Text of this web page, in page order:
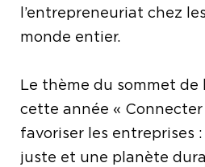
l’entrepreneuriat chez
monde entier.
Le thème du sommet de
cette année «
favoriser les entreprises
juste et une planète